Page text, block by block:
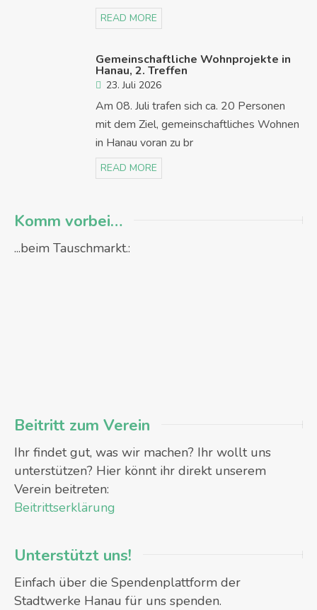
READ MORE
Gemeinschaftliche Wohnprojekte in
Hanau, 2. Treffen
23. Juli 2026
Am 08. Juli trafen sich ca. 20 Personen
mit dem Ziel, gemeinschaftliches Wohnen
in Hanau voran zu br
READ MORE
Komm vorbei…
...beim Tauschmarkt.:
Beitritt zum Verein
Ihr findet gut, was wir machen? Ihr wollt uns
unterstützen? Hier könnt ihr direkt unserem
Verein beitreten:
Beitrittserklärung
Unterstützt uns!
Einfach über die Spendenplattform der
Stadtwerke Hanau für uns spenden.